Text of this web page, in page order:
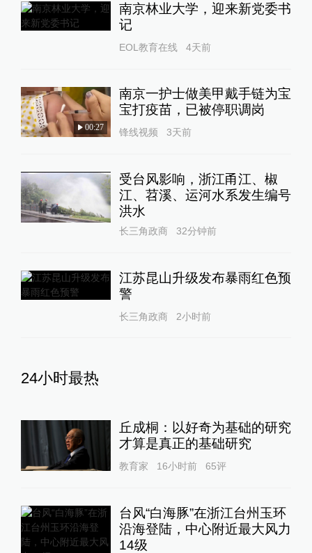
南京林业大学，迎来新党委书
记
EOL教育在线 4天前
00:27
南京一护士做美甲戴手链为宝
宝打疫苗，已被停职调岗
锋线视频 3天前
受台风影响，浙江甬江、椒
江、苕溪、运河水系发生编号
洪水
长三角政商 32分钟前
江苏昆山升级发布暴雨红色预
警
长三角政商 2小时前
24小时最热
丘成桐：以好奇为基础的研究
才算是真正的基础研究
教育家 16小时前 65评
台风“白海豚”在浙江台州玉环
沿海登陆，中心附近最大风力
14级